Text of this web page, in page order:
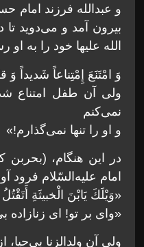
و عبدالله فرزند امام
بيرون آمد و می‌دويد
الله علیها خود را به
وَ امْتَنَعَ إِمْتِناعاً شَديداً
ولی آن طفل امتناع
نمی‌كنم
و او را تنها نمی‌گذارم!»
در اين هنگام،
امام عليه‌السّلام فرود
«وَيْلَكَ يَابْنَ الْخبيثَةِ
«وای بر تو! ای
ولی آن ولدالزنا